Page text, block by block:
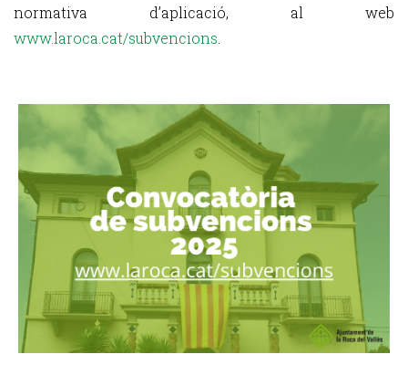
normativa d’aplicació, al web
www.laroca.cat/subvencions